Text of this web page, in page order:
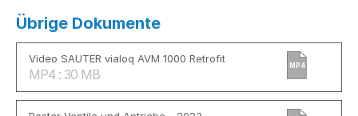
Übrige Dokumente
Video SAUTER vialoq AVM 1000 Retrofit
MP4 : 30 MB
MP4